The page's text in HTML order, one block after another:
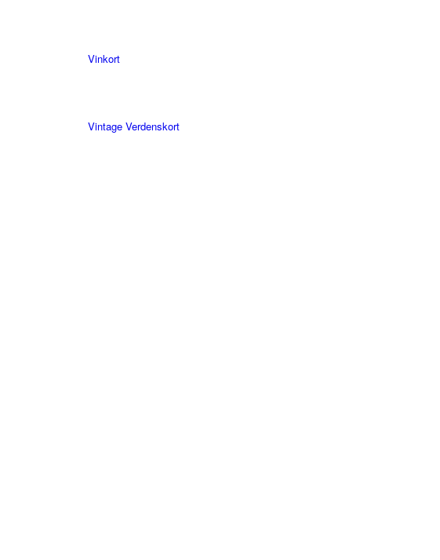
Vinkort
Vintage Verdenskort